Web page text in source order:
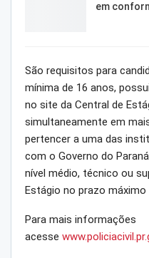
em
São requisitos para
mínima de 16 anos,
no site da Central de
simultaneamente em
pertencer a uma das
com o Governo do
nível médio, técnico ou
Estágio no prazo máximo
Para mais informações
acesse